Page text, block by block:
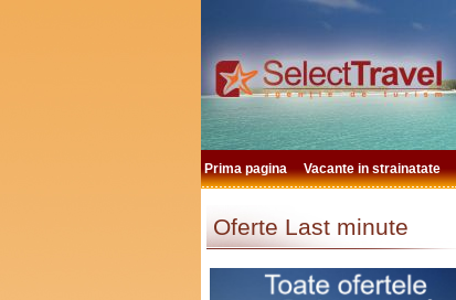
Prima pagina Vacante in strainatate
Oferte Last minute